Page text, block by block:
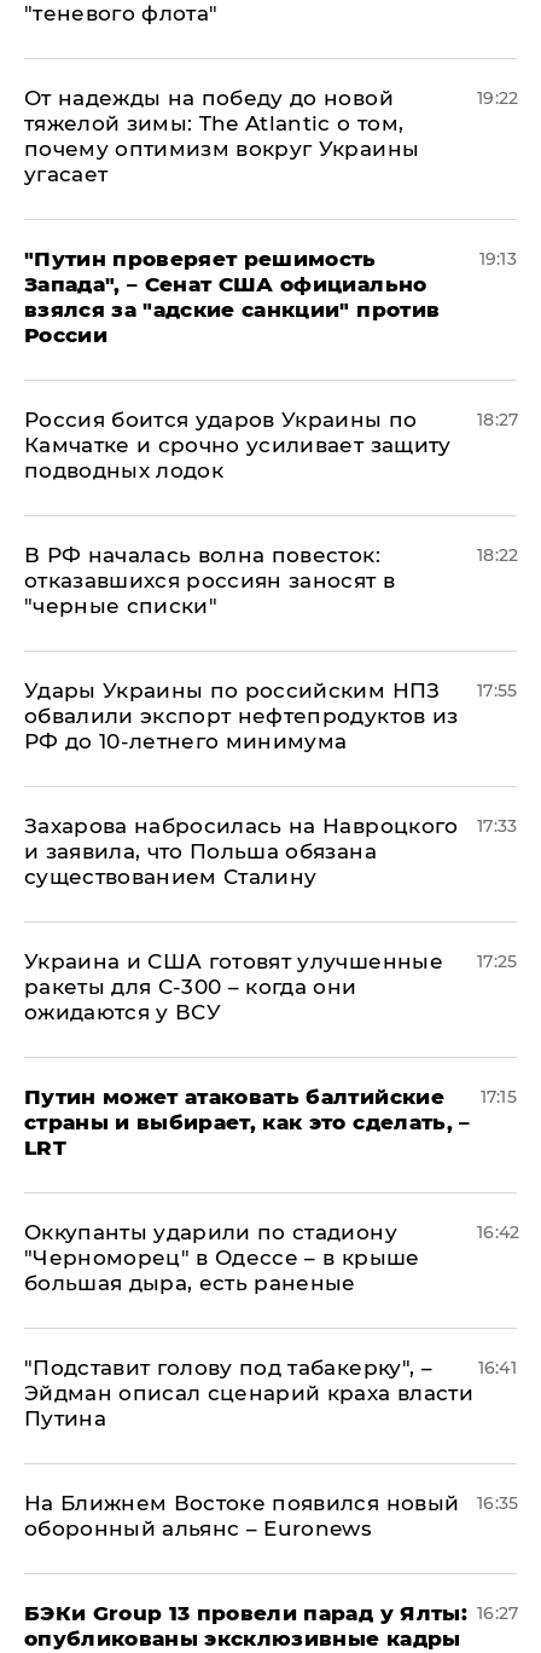
"теневого флота"
От надежды на победу до новой
тяжелой зимы: The Atlantic о том,
почему оптимизм вокруг Украины
угасает
19:22
"Путин проверяет решимость
Запада", – Сенат США официально
взялся за "адские санкции" против
России
19:13
Россия боится ударов Украины по
Камчатке и срочно усиливает защиту
подводных лодок
18:27
​В РФ началась волна повесток:
отказавшихся россиян заносят в
"черные списки"
18:22
Удары Украины по российским НПЗ
обвалили экспорт нефтепродуктов из
РФ до 10-летнего минимума
17:55
​Захарова набросилась на Навроцкого
и заявила, что Польша обязана
существованием Сталину
17:33
Украина и США готовят улучшенные
ракеты для С-300 – когда они
ожидаются у ВСУ
17:25
Путин может атаковать балтийские
страны и выбирает, как это сделать, –
LRT
17:15
Оккупанты ударили по стадиону
"Черноморец" в Одессе – в крыше
большая дыра, есть раненые
16:42
​"Подставит голову под табакерку", –
Эйдман описал сценарий краха власти
Путина
16:41
На Ближнем Востоке появился новый
оборонный альянс – Euronews
16:35
​БЭКи Group 13 провели парад у Ялты:
опубликованы эксклюзивные кадры
16:27